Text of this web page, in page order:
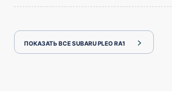
ПОКАЗАТЬ ВСЕ SUBARU PLEO RA1